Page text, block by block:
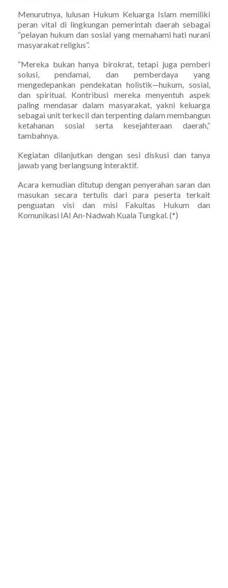
Menurutnya, lulusan Hukum Keluarga Islam memiliki
peran vital di lingkungan pemerintah daerah sebagai
“pelayan hukum dan sosial yang memahami hati nurani
masyarakat religius”.
“Mereka bukan hanya birokrat, tetapi juga pemberi
solusi, pendamai, dan pemberdaya yang
mengedepankan pendekatan holistik—hukum, sosial,
dan spiritual. Kontribusi mereka menyentuh aspek
paling mendasar dalam masyarakat, yakni keluarga
sebagai unit terkecil dan terpenting dalam membangun
ketahanan sosial serta kesejahteraan daerah,”
tambahnya.
Kegiatan dilanjutkan dengan sesi diskusi dan tanya
jawab yang berlangsung interaktif.
Acara kemudian ditutup dengan penyerahan saran dan
masukan secara tertulis dari para peserta terkait
penguatan visi dan misi Fakultas Hukum dan
Komunikasi IAI An-Nadwah Kuala Tungkal. (*)